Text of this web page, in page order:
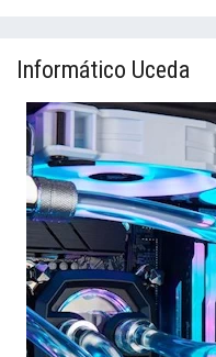
Informático Uceda